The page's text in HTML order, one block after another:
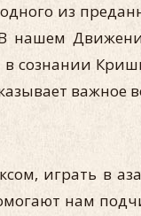
из
нашем
сознании
важное
играть в
нам